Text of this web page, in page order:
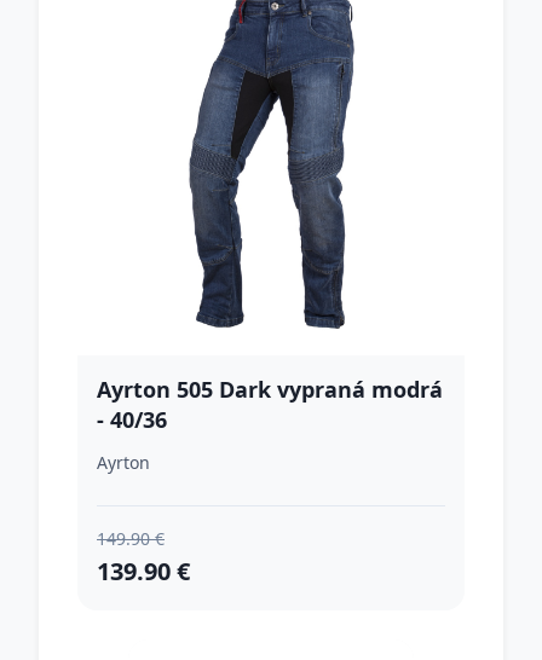
Ayrton 505 Dark vypraná modrá
- 40/36
Ayrton
149.90 €
139.90 €